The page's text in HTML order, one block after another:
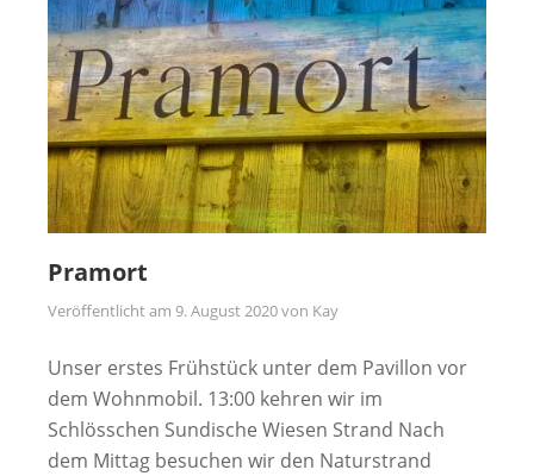
Pramort
Veröffentlicht am 9. August 2020von Kay
Unser erstes Frühstück unter dem Pavillon vor
dem Wohnmobil. 13:00 kehren wir im
Schlösschen Sundische Wiesen Strand Nach
dem Mittag besuchen wir den Naturstrand